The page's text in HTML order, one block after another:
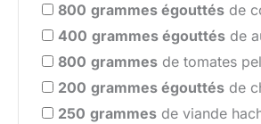
800 grammes égouttés de
400 grammes égouttés de
800 grammes de tomates
200 grammes égouttés de
250 grammes de viande